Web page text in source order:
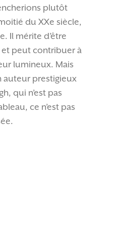
plutôt
du XXe siècle,
Il mérite d’être
peut contribuer à
lumineux. Mais
auteur prestigieux
qui n’est pas
ce n’est pas